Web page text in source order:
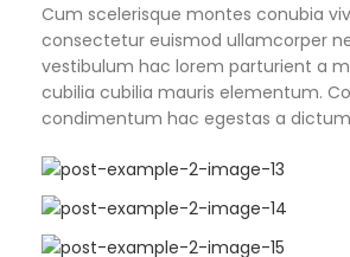
Cum scelerisque montes conubia
consectetur euismod ullamcorper
vestibulum hac lorem parturient a
cubilia cubilia mauris elementum.
condimentum hac egestas a